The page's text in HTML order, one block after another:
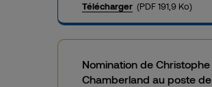
Télécharger (PDF 191,9 Ko)
Nomination de Christophe
Chamberland au poste de